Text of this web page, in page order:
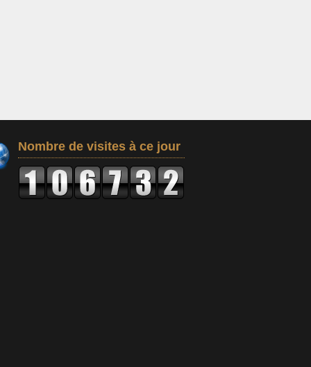
Nombre de visites à ce jour